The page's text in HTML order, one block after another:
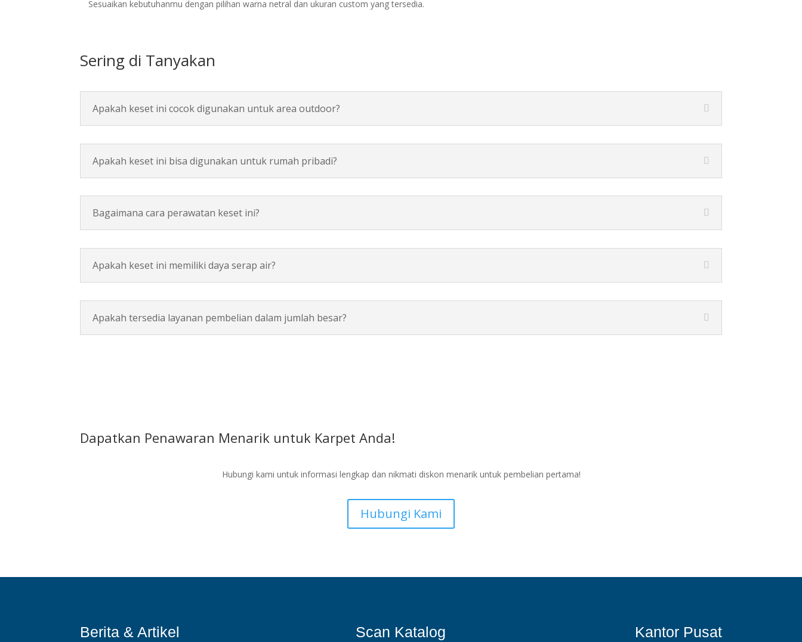
Sesuaikan kebutuhanmu dengan pilihan warna netral dan ukuran custom yang tersedia.
Sering di Tanyakan
Apakah keset ini cocok digunakan untuk area outdoor?
Apakah keset ini bisa digunakan untuk rumah pribadi?
Bagaimana cara perawatan keset ini?
Apakah keset ini memiliki daya serap air?
Apakah tersedia layanan pembelian dalam jumlah besar?
Dapatkan Penawaran Menarik untuk Karpet Anda!
Hubungi kami untuk informasi lengkap dan nikmati diskon menarik untuk pembelian pertama!
Hubungi Kami
Berita & Artikel Scan Katalog Kantor Pusat